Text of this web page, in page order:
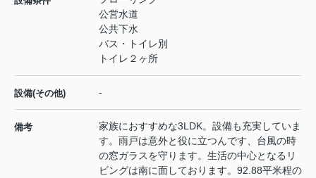
公営水道
公共下水
バス・トイレ別
トイレ２ヶ所
設備(その他) -
備考
家族におすすめな3LDK。設備も充実していま
す。雨戸は意外と役に立つんです、台風の時
の窓ガラスを守ります。生活の中心となるリ
ビングは南に面しております。92.88平米程の